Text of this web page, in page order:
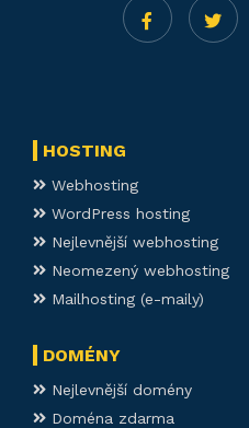
HOSTING
Webhosting
WordPress hosting
Nejlevnější webhosting
Neomezený webhosting
Mailhosting (e-maily)
DOMÉNY
Nejlevnější domény
Doména zdarma